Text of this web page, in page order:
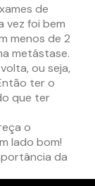
de
vez foi bem
menos de 2
metástase.
ou seja,
ter o
que ter
o
lado bom!
da